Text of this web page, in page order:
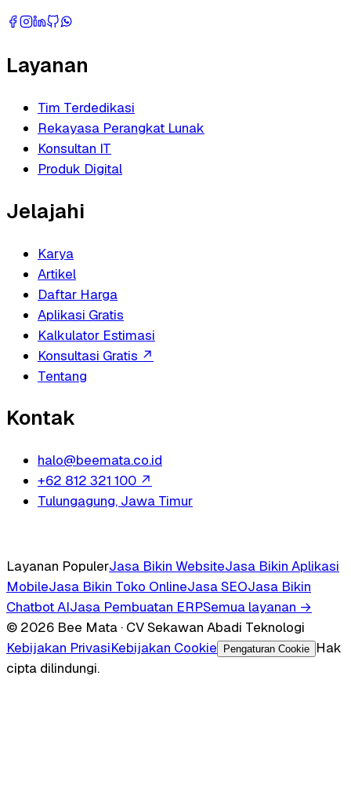
Layanan
Tim Terdedikasi
Rekayasa Perangkat Lunak
Konsultan IT
Produk Digital
Jelajahi
Karya
Artikel
Daftar Harga
Aplikasi Gratis
Kalkulator Estimasi
Konsultasi Gratis ↗
Tentang
Kontak
halo@beemata.co.id
+62 812 321 100 ↗
Tulungagung, Jawa Timur
Layanan PopulerJasa Bikin WebsiteJasa Bikin Aplikasi
MobileJasa Bikin Toko OnlineJasa SEOJasa Bikin
Chatbot AIJasa Pembuatan ERPSemua layanan →
© 2026 Bee Mata · CV Sekawan Abadi Teknologi
Kebijakan PrivasiKebijakan Cookie Pengaturan Cookie
Hak
cipta dilindungi.